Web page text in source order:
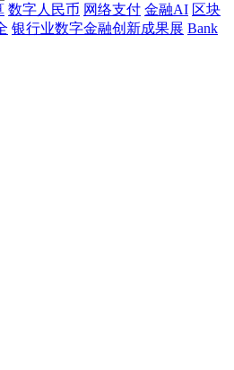
数字人民币 网络支付 金融AI 区块
银行业数字金融创新成果展 Bank